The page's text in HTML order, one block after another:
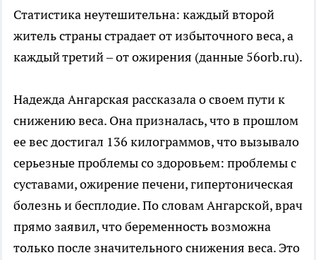
Статистика неутешительна: каждый второй
житель страны страдает от избыточного веса, а
каждый третий – от ожирения (данные 56orb.ru).
Надежда Ангарская рассказала о своем пути к
снижению веса. Она призналась, что в прошлом
ее вес достигал 136 килограммов, что вызывало
серьезные проблемы со здоровьем: проблемы с
суставами, ожирение печени, гипертоническая
болезнь и бесплодие. По словам Ангарской, врач
прямо заявил, что беременность возможна
только после значительного снижения веса. Это